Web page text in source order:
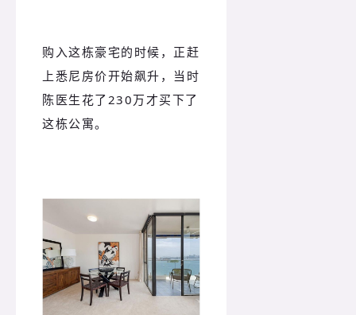
购入这栋豪宅的时候，正赶
上悉尼房价开始飙升，当时
陈医生花了230万才买下了
这栋公寓。